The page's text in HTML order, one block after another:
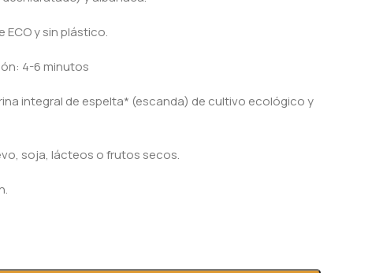
ECO y sin plástico.
4-6 minutos
integral de espelta* (escanda) de cultivo ecológico y
soja, lácteos o frutos secos.